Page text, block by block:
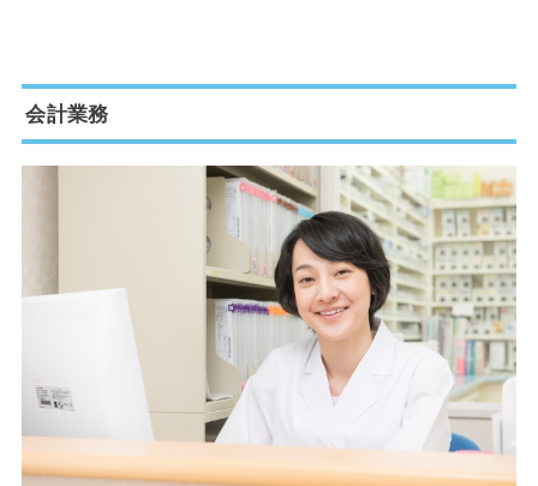
会計業務